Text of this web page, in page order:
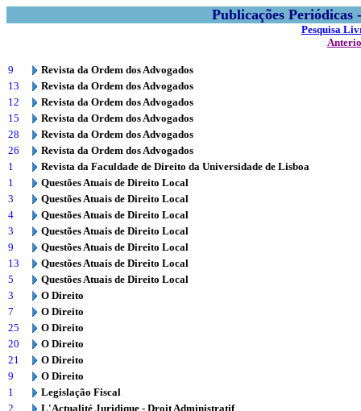
Publicações
Pesquisa
9
Revista da Ordem dos Advogados
13
Revista da Ordem dos Advogados
12
Revista da Ordem dos Advogados
15
Revista da Ordem dos Advogados
28
Revista da Ordem dos Advogados
26
Revista da Ordem dos Advogados
1
Revista da Faculdade de Direito da Universidade de Lisboa
1
Questões Atuais de Direito Local
3
Questões Atuais de Direito Local
4
Questões Atuais de Direito Local
3
Questões Atuais de Direito Local
9
Questões Atuais de Direito Local
13
Questões Atuais de Direito Local
5
Questões Atuais de Direito Local
3
O Direito
7
O Direito
25
O Direito
20
O Direito
21
O Direito
9
O Direito
1
Legislação Fiscal
2
L'Actualité Juridique - Droit Administratif